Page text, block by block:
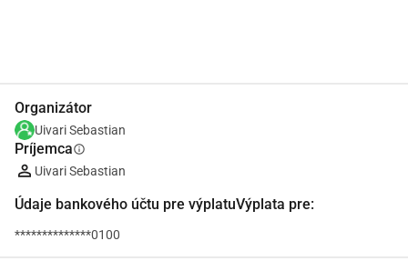
Organizátor
Uivari Sebastian
Príjemcainfo
Uivari Sebastian
Údaje bankového účtu pre výplatuVýplata pre:
**************0100